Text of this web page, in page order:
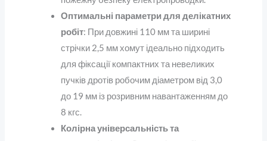
Оптимальні параметри для делікатних
робіт: При довжині 110 мм та ширині
стрічки 2,5 мм хомут ідеально підходить
для фіксації компактних та невеликих
пучків дротів робочим діаметром від 3,0
до 19 мм із розривним навантаженням до
8 кгс.
Колірна універсальність та